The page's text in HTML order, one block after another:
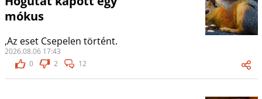
mókus
,Az eset Csepelen történt.
2026.08.06 17:43
0
2 12